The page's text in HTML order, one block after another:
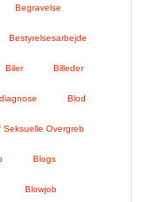
Begravelse
Bestyrelsesarbejde
Biler Billeder
Blod
Overgreb
Blogs
Blowjob